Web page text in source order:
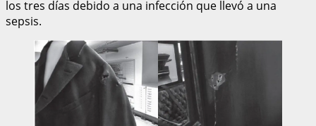
los tres días debido a una infección que llevó a una
sepsis.